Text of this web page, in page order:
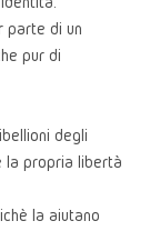
parte di un
pur di
degli
la propria libertà
la aiutano